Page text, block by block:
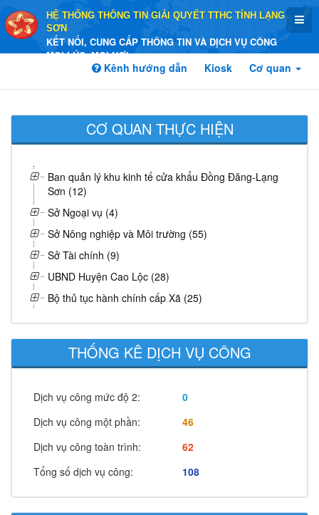
HỆ THỐNG THÔNG TIN GIẢI QUYẾT TTHC TỈNH LẠNG
SƠN
KẾT NỐI, CUNG CẤP THÔNG TIN VÀ DỊCH VỤ CÔNG
MỌI LÚC, MỌI NƠI
Kênh hướng dẫn Kiosk Cơ quan
CƠ QUAN THỰC HIỆN
Ban quản lý khu kinh tế cửa khẩu Đồng Đăng-Lạng
Sơn (12)
Sở Ngoại vụ (4)
Sở Nông nghiệp và Môi trường (55)
Sở Tài chính (9)
UBND Huyện Cao Lộc (28)
Bộ thủ tục hành chính cấp Xã (25)
THỐNG KÊ DỊCH VỤ CÔNG
Dịch vụ công mức độ 2:
0
Dịch vụ công một phần:
46
Dịch vụ công toàn trình:
62
Tổng số dịch vụ công:
108